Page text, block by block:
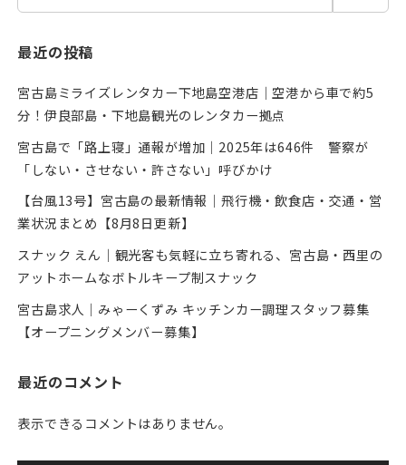
最近の投稿
宮古島ミライズレンタカー下地島空港店｜空港から車で約5
分！伊良部島・下地島観光のレンタカー拠点
宮古島で「路上寝」通報が増加｜2025年は646件 警察が
「しない・させない・許さない」呼びかけ
【台風13号】宮古島の最新情報｜飛行機・飲食店・交通・営
業状況まとめ【8月8日更新】
スナック えん｜観光客も気軽に立ち寄れる、宮古島・西里の
アットホームなボトルキープ制スナック
宮古島求人｜みゃーくずみ キッチンカー調理スタッフ募集
【オープニングメンバー募集】
最近のコメント
表示できるコメントはありません。